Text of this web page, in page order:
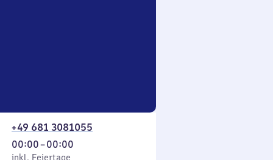
+49 681 3081055
00:00–00:00
Von
inkl. Feiertage